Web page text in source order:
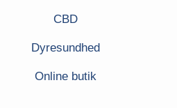
CBD
Dyresundhed
Online butik